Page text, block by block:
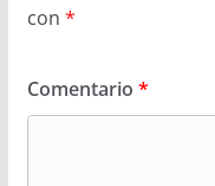
con *
Comentario *